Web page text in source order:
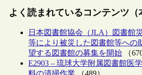
よく読まれているコンテンツ（
日本図書館協会（JLA）図書館
等により被災した図書館等への
望する図書館の募集を開始 （
E2903 – 琉球大学附属図書館医